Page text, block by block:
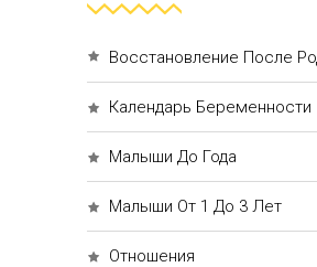
Восстановление После
Календарь Беременности
Малыши До Года
Малыши От 1 До 3 Лет
Отношения